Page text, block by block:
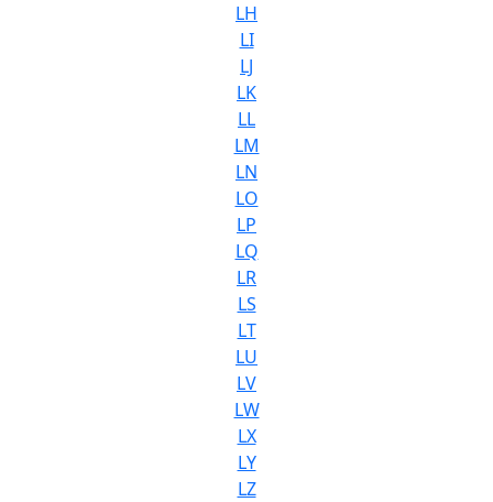
LH
LI
LJ
LK
LL
LM
LN
LO
LP
LQ
LR
LS
LT
LU
LV
LW
LX
LY
LZ